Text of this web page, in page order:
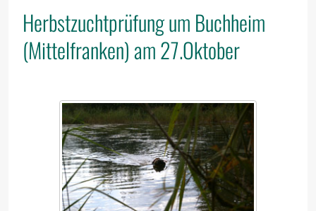
Herbstzuchtprüfung um Buchheim
(Mittelfranken) am 27.Oktober